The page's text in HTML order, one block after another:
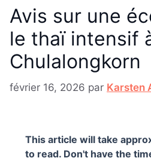
Avis sur une
le thaï intensif
Chulalongkorn
février 16, 2026 par Karsten
This article will take
to read. Don't have the